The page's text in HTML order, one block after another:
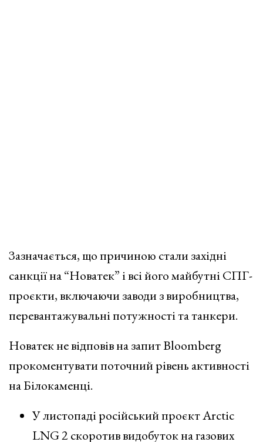
Зазначається, що причиною стали західні
санкції на “Новатек” і всі його майбутні СПГ-
проєкти, включаючи заводи з виробництва,
перевантажувальні потужності та танкери.
Новатек не відповів на запит Bloomberg
прокоментувати поточний рівень активності
на Білокаменці.
У листопаді російський проєкт Arctic
LNG 2 скоротив видобуток на газових